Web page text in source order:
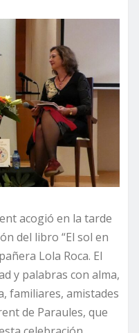
acogió en la tarde
del libro “El sol en
Lola Roca. El
y palabras con alma,
familiares, amistades
de Paraules, que